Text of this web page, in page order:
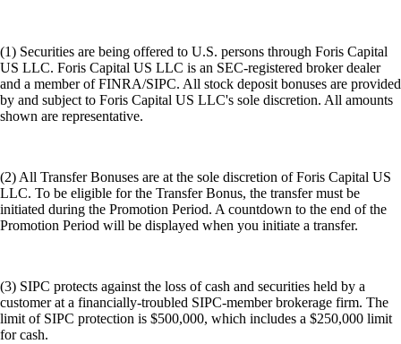
(1) Securities are being offered to U.S. persons through Foris Capital
US LLC. Foris Capital US LLC is an SEC-registered broker dealer
and a member of FINRA/SIPC. All stock deposit bonuses are provided
by and subject to Foris Capital US LLC's sole discretion. All amounts
shown are representative.
(2) All Transfer Bonuses are at the sole discretion of Foris Capital US
LLC. To be eligible for the Transfer Bonus, the transfer must be
initiated during the Promotion Period. A countdown to the end of the
Promotion Period will be displayed when you initiate a transfer.
(3) SIPC protects against the loss of cash and securities held by a
customer at a financially-troubled SIPC-member brokerage firm. The
limit of SIPC protection is $500,000, which includes a $250,000 limit
for cash.